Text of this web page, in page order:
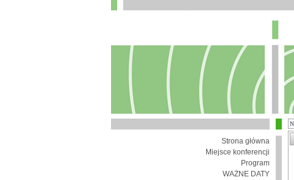
Strona główna
Miejsce konferencji
Program
WAŻNE DATY